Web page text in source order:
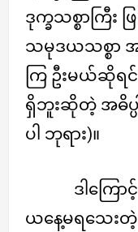
ဒုက္ခသစ္စာကြီး
သမုဒယသစ္စာ
ကြ ဦးမယ်ဆိုရ
ရှိဘူးဆိုတဲ့ အဓိပ္
ပါ ဘုရား)။
ဒါကြေ
ယနေ့မရသေးတဲ့ ပု